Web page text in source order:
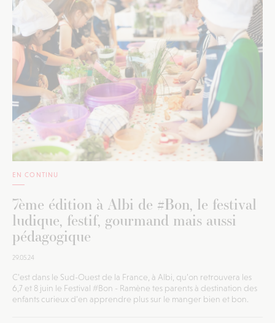
EN CONTINU
7ème édition à Albi de #Bon, le festival
ludique, festif, gourmand mais aussi
pédagogique
29.05.24
C’est dans le Sud-Ouest de la France, à Albi, qu’on retrouvera les
6,7 et 8 juin le Festival #Bon - Ramène tes parents à destination des
enfants curieux d’en apprendre plus sur le manger bien et bon.